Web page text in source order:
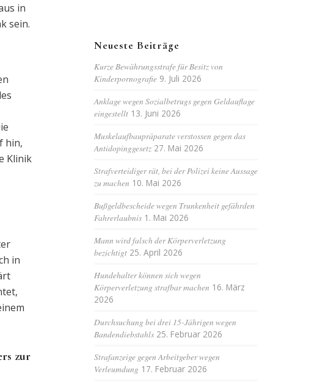
in
sein.
hin,
Klinik
in
zur
Neueste Beiträge
Kurze Bewährungsstrafe für Besitz von
Kinderpornografie 9. Juli 2026
Anklage wegen Sozialbetrugs gegen Geldauflage
eingestellt 13. Juni 2026
Muskelaufbaupräparate verstossen gegen das
Antidopinggesetz 27. Mai 2026
Strafverteidiger rät, bei der Polizei keine Aussage
zu machen 10. Mai 2026
Bußgeldbescheide wegen Trunkenheit gefährden
Fahrerlaubnis 1. Mai 2026
Mann wird falsch der Körperverletzung
bezichtigt 25. April 2026
Hundehalter können sich wegen
Körperverletzung strafbar machen 16. März
2026
Durchsuchung bei drei 15-Jährigen wegen
Bandendiebstahls 25. Februar 2026
Strafanzeige gegen Arbeitgeber wegen
Verleumdung 17. Februar 2026